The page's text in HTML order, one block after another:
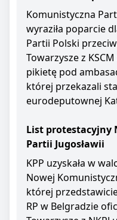
Komunistyczna
wyraziła poparcie
Partii Polski
Towarzysze z
pikietę pod
której przekazali
eurodeputownej
List protestacyjny
Partii Jugosławii
KPP uzyskała w
Nowej
której
RP w Belgradzie